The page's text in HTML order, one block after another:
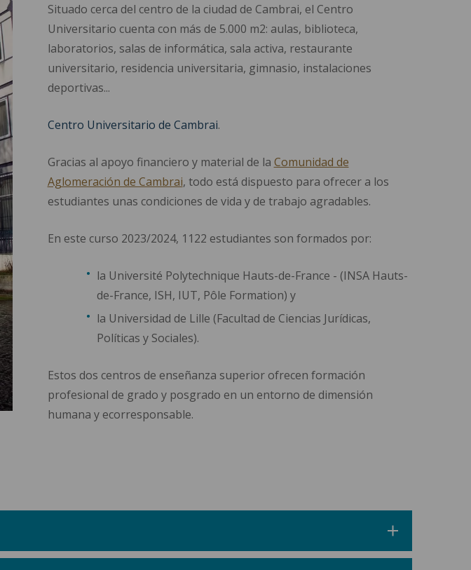
Situado cerca del centro de la ciudad de Cambrai, el Centro
Universitario cuenta con más de 5.000 m2: aulas, biblioteca,
laboratorios, salas de informática, sala activa, restaurante
universitario, residencia universitaria, gimnasio, instalaciones
deportivas...
Centro Universitario de Cambrai.
Gracias al apoyo financiero y material de la Comunidad de
Aglomeración de Cambrai, todo está dispuesto para ofrecer a los
estudiantes unas condiciones de vida y de trabajo agradables.
En este curso 2023/2024, 1122 estudiantes son formados por:
la Université Polytechnique Hauts-de-France - (INSA Hauts-
de-France, ISH, IUT, Pôle Formation) y
la Universidad de Lille (Facultad de Ciencias Jurídicas,
Políticas y Sociales).
Estos dos centros de enseñanza superior ofrecen formación
profesional de grado y posgrado en un entorno de dimensión
humana y ecorresponsable.